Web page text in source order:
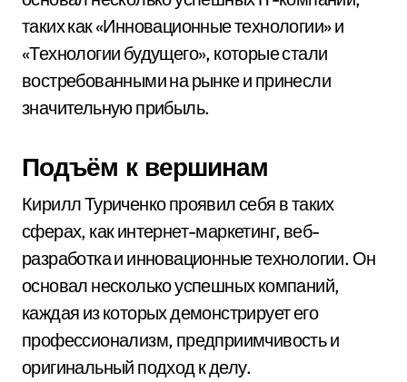
таких как «Инновационные технологии» и
«Технологии будущего», которые стали
востребованными на рынке и принесли
значительную прибыль.
Подъём к вершинам
Кирилл Туриченко проявил себя в таких
сферах, как интернет-маркетинг, веб-
разработка и инновационные технологии. Он
основал несколько успешных компаний,
каждая из которых демонстрирует его
профессионализм, предприимчивость и
оригинальный подход к делу.